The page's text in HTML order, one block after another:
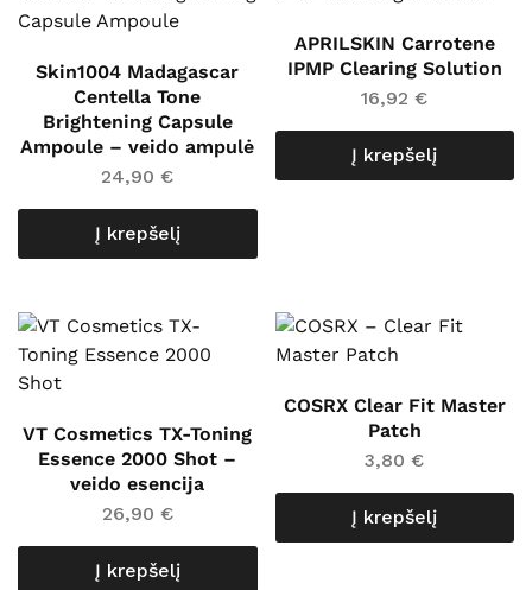
Skin1004 Madagascar
Centella Tone
Brightening Capsule
Ampoule – veido ampulė
24,90€
Į krepšelį
APRILSKIN Carrotene
IPMP Clearing Solution
16,92€
Į krepšelį
VT Cosmetics TX-Toning
Essence 2000 Shot –
veido esencija
26,90 €
Į krepšelį
COSRX Clear Fit Master
Patch
3,80€
Į krepšelį